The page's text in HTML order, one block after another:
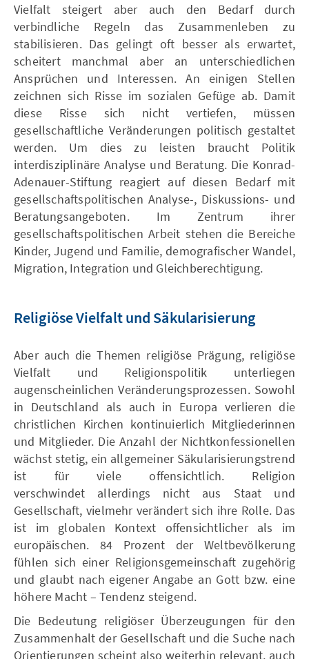
Vielfalt steigert aber auch den Bedarf durch
verbindliche Regeln das Zusammenleben zu
stabilisieren. Das gelingt oft besser als erwartet,
scheitert manchmal aber an unterschiedlichen
Ansprüchen und Interessen. An einigen Stellen
zeichnen sich Risse im sozialen Gefüge ab. Damit
diese Risse sich nicht vertiefen, müssen
gesellschaftliche Veränderungen politisch gestaltet
werden. Um dies zu leisten braucht Politik
interdisziplinäre Analyse und Beratung. Die Konrad-
Adenauer-Stiftung reagiert auf diesen Bedarf mit
gesellschaftspolitischen Analyse-, Diskussions- und
Beratungsangeboten. Im Zentrum ihrer
gesellschaftspolitischen Arbeit stehen die Bereiche
Kinder, Jugend und Familie, demografischer Wandel,
Migration, Integration und Gleichberechtigung.
Religiöse Vielfalt und Säkularisierung
Aber auch die Themen religiöse Prägung, religiöse
Vielfalt und Religionspolitik unterliegen
augenscheinlichen Veränderungsprozessen. Sowohl
in Deutschland als auch in Europa verlieren die
christlichen Kirchen kontinuierlich Mitgliederinnen
und Mitglieder. Die Anzahl der Nichtkonfessionellen
wächst stetig, ein allgemeiner Säkularisierungstrend
ist für viele offensichtlich. Religion
verschwindet allerdings nicht aus Staat und
Gesellschaft, vielmehr verändert sich ihre Rolle. Das
ist im globalen Kontext offensichtlicher als im
europäischen. 84 Prozent der Weltbevölkerung
fühlen sich einer Religionsgemeinschaft zugehörig
und glaubt nach eigener Angabe an Gott bzw. eine
höhere Macht – Tendenz steigend.
Die Bedeutung religiöser Überzeugungen für den
Zusammenhalt der Gesellschaft und die Suche nach
Orientierungen scheint also weiterhin relevant, auch